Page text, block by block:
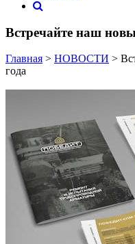
Встречайте наш
Главная > НОВОСТИ >
года